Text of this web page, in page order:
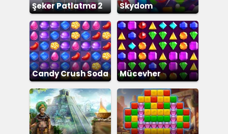
Şeker Patlatma 2 Skydom
Candy Crush Soda Mücevher